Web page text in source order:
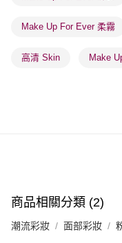
每筆HK$65.00，滿
(香港門市) 只顯示可選
(澳門門市) 只顯示可選
Make Up For Ever 柔霧
高清 Skin Make
商品相關分類 (2)
潮流彩妝 面部彩妝